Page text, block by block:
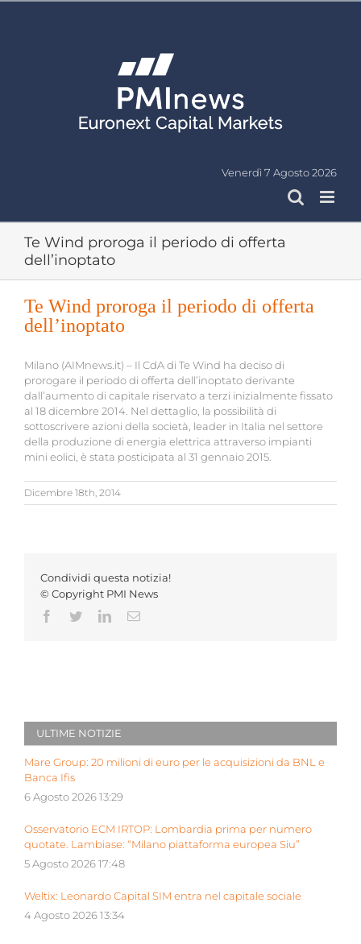
Venerdì 7 Agosto 2026
Te Wind proroga il periodo di offerta
dell’inoptato
Te Wind proroga il periodo di offerta
dell’inoptato
Milano (AIMnews.it) – Il CdA di Te Wind ha deciso di
prorogare il periodo di offerta dell’inoptato derivante
dall’aumento di capitale riservato a terzi inizialmente fissato
al 18 dicembre 2014. Nel dettaglio, la possibilità di
sottoscrivere azioni della società, leader in Italia nel settore
della produzione di energia elettrica attraverso impianti
mini eolici, è stata posticipata al 31 gennaio 2015.
Dicembre 18th, 2014
Condividi questa notizia!
© Copyright PMI News
Facebook
TwitterLinkedInEmail
ULTIME NOTIZIE
Mare Group: 20 milioni di euro per le acquisizioni da BNL e
Banca Ifis
6 Agosto 2026 13:29
Osservatorio ECM IRTOP: Lombardia prima per numero
quotate. Lambiase: “Milano piattaforma europea Siu”
5 Agosto 2026 17:48
Weltix: Leonardo Capital SIM entra nel capitale sociale
4 Agosto 2026 13:34